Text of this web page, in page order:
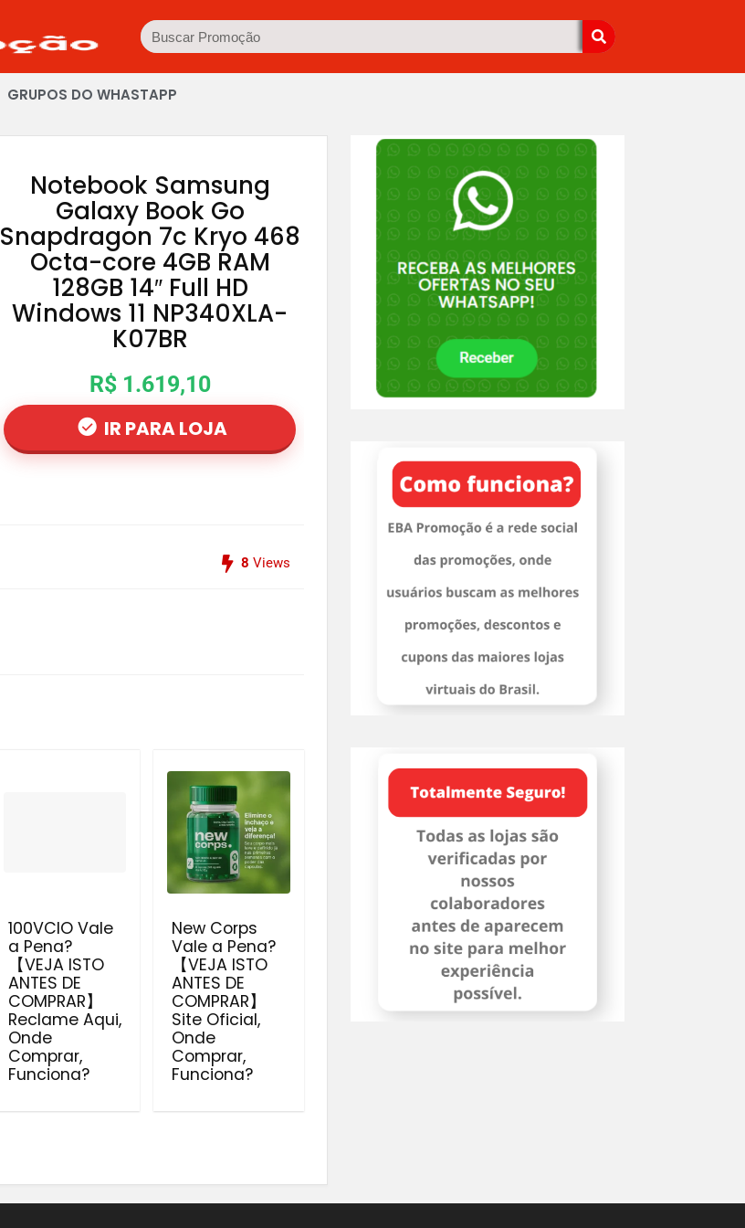
GRUPOS DO WHASTAPP
Notebook Samsung
Galaxy Book Go
Snapdragon 7c Kryo 468
Octa-core 4GB RAM
128GB 14″ Full HD
Windows 11 NP340XLA-
K07BR
R$ 1.619,10
IR PARA LOJA
8 Views
100VCIO Vale
a Pena?
【VEJA ISTO
ANTES DE
COMPRAR】
Reclame Aqui,
Onde
Comprar,
Funciona?
New Corps
Vale a Pena?
【VEJA ISTO
ANTES DE
COMPRAR】
Site Oficial,
Onde
Comprar,
Funciona?